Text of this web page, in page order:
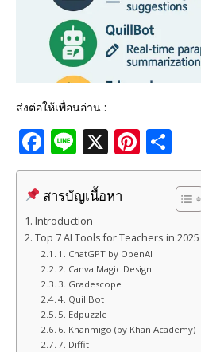
ส่งต่อให้เพื่อนอ่าน :
F
a
c
e
b
o
o
k
Li
n
e
X Pi
n
e
st
h
ar
e
สารบัญเนื้อหา
Introduction
Top 7 AI Tools for Teachers in 2025
1. ChatGPT by OpenAI
2. Canva Magic Design
3. Gradescope
4. QuillBot
5. Edpuzzle
6. Khanmigo (by Khan Academy)
7. Diffit